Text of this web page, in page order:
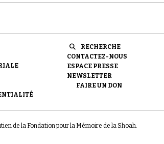
RECHERCHE
CONTACTEZ-NOUS
ESPACE PRESSE
NEWSLETTER
FAIRE UN DON
de la Fondation pour la Mémoire de la Shoah.